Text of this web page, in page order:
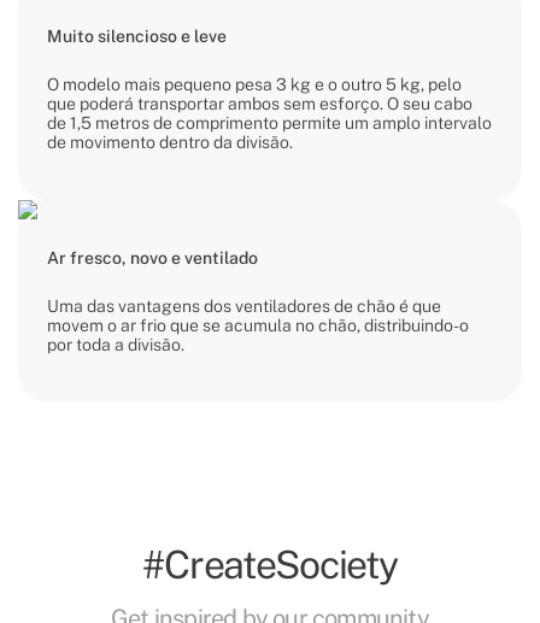
Muito silencioso e leve
O modelo mais pequeno pesa 3 kg e o outro 5 kg, pelo
que poderá transportar ambos sem esforço. O seu cabo
de 1,5 metros de comprimento permite um amplo intervalo
de movimento dentro da divisão.
Ar fresco, novo e ventilado
Uma das vantagens dos ventiladores de chão é que
movem o ar frio que se acumula no chão, distribuindo-o
por toda a divisão.
#CreateSociety